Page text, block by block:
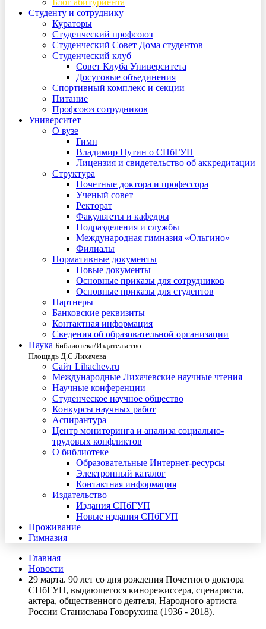
Блог абитуриента
Студенту и сотруднику
Кураторы
Студенческий профсоюз
Студенческий Совет Дома студентов
Студенческий клуб
Совет Клуба Университета
Досуговые объединения
Спортивный комплекс и секции
Питание
Профсоюз сотрудников
Университет
О вузе
Гимн
Владимир Путин о СПбГУП
Лицензия и свидетельство об аккредитации
Структура
Почетные доктора и профессора
Ученый совет
Ректорат
Факультеты и кафедры
Подразделения и службы
Международная гимназия «Ольгино»
Филиалы
Нормативные документы
Новые документы
Основные приказы для сотрудников
Основные приказы для студентов
Партнеры
Банковские реквизиты
Контактная информация
Сведения об образовательной организации
Наука Библиотека/Издательство
Площадь Д.С.Лихачева
Сайт Lihachev.ru
Международные Лихачевские научные чтения
Научные конференции
Студенческое научное общество
Конкурсы научных работ
Аспирантура
Центр мониторинга и анализа социально-
трудовых конфликтов
О библиотеке
Образовательные Интернет-ресурсы
Электронный каталог
Контактная информация
Издательство
Издания СПбГУП
Новые издания СПбГУП
Проживание
Гимназия
Главная
Новости
29 марта. 90 лет со дня рождения Почетного доктора
СПбГУП, выдающегося кинорежиссера, сценариста,
актера, общественного деятеля, Народного артиста
России Станислава Говорухина (1936 - 2018).